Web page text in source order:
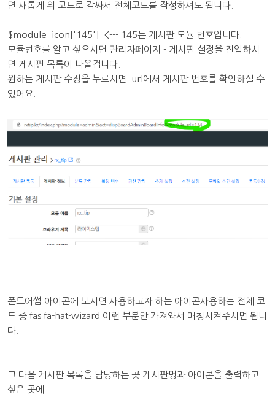
면 새롭게 위 코드로 감싸서 전체코드를 작성하셔도 됩니다.
$module_icon['145'] <--- 145는 게시판 모듈 번호입니다.
모듈번호를 알고 싶으시면 관리자페이지 - 게시판 설정을 진입하시
면 게시판 목록이 나올겁니다.
원하는 게시판 수정을 누르시면 url에서 게시판 번호를 확인하실 수
있어요.
폰트어썸 아이콘에 보시면 사용하고자 하는 아이콘사용하는 전체 코
드 중 fas fa-hat-wizard 이런 부분만 가져와서 매칭시켜주시면 됩니
다.
그 다음 게시판 목록을 담당하는 곳 게시판명과 아이콘을 출력하고
싶은 곳에